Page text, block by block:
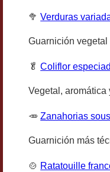
🥦Verduras
Guarnición
🥬Coliflor
Vegetal, aromática
🥕Zanahorias
Guarnición más
🍲 Ratatouille